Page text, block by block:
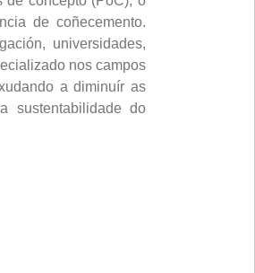
de coñecemento.
universidades,
nos campos
a diminuír as
sustentabilidade do